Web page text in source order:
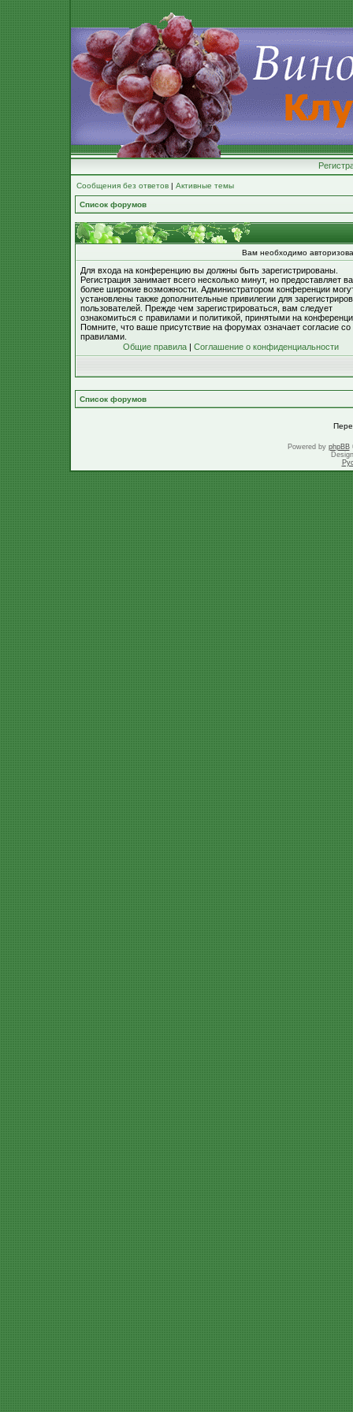
Сообщения без ответов | Активные темы
Список форумов
Вам необходимо
Для входа на конференцию вы должны быть зарегистрированы.
Регистрация занимает всего несколько минут, но предоставляет
более широкие возможности. Администратором конференции
установлены также дополнительные привилегии для
пользователей. Прежде чем зарегистрироваться, вам следует
ознакомиться с правилами и политикой, принятыми на
Помните, что ваше присутствие на форумах означает согласие со
правилами.
Общие правила | Соглашение о конфиденциальности
Список форумов
Powered by phpBB